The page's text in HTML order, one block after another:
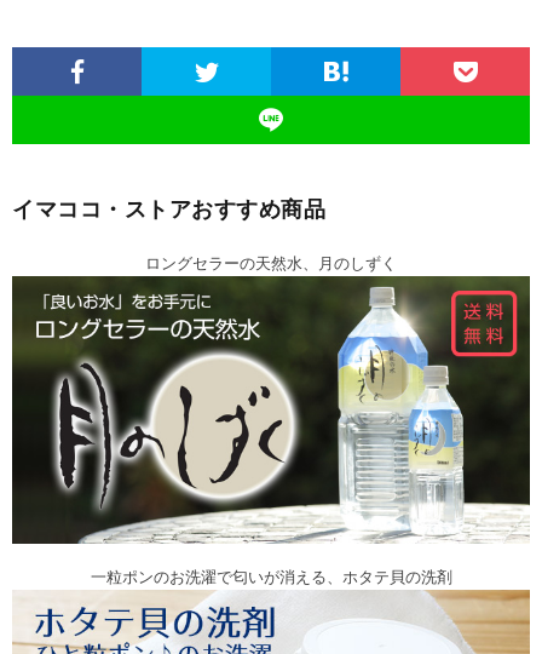
イマココ・ストアおすすめ商品
ロングセラーの天然水、月のしずく
一粒ポンのお洗濯で匂いが消える、ホタテ貝の洗剤